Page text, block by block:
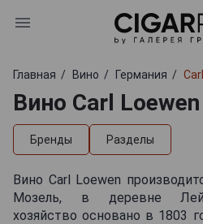
Главная Вино Германия
Вино Carl
Бренды Разделы
Вино Carl Loewen
Мозель, в деревне
хозяйство основано в 1803